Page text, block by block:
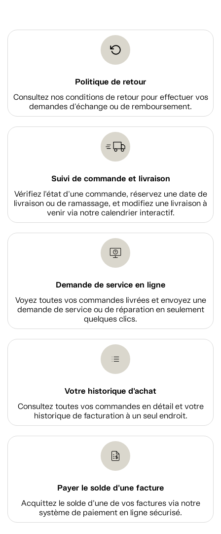
Politique de retour
Consultez nos conditions de retour pour effectuer vos
demandes d'échange ou de remboursement.
Suivi de commande et livraison
Vérifiez l'état d'une commande, réservez une date de
livraison ou de ramassage, et modifiez une livraison à
venir via notre calendrier interactif.
Demande de service en ligne
Voyez toutes vos commandes livrées et envoyez une
demande de service ou de réparation en seulement
quelques clics.
Votre historique d'achat
Consultez toutes vos commandes en détail et votre
historique de facturation à un seul endroit.
Payer le solde d'une facture
Acquittez le solde d’une de vos factures via notre
système de paiement en ligne sécurisé.